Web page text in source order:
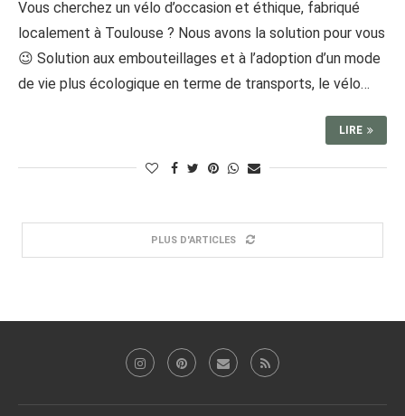
Vous cherchez un vélo d’occasion et éthique, fabriqué
localement à Toulouse ? Nous avons la solution pour vous
😉 Solution aux embouteillages et à l’adoption d’un mode
de vie plus écologique en terme de transports, le vélo…
LIRE
PLUS D'ARTICLES